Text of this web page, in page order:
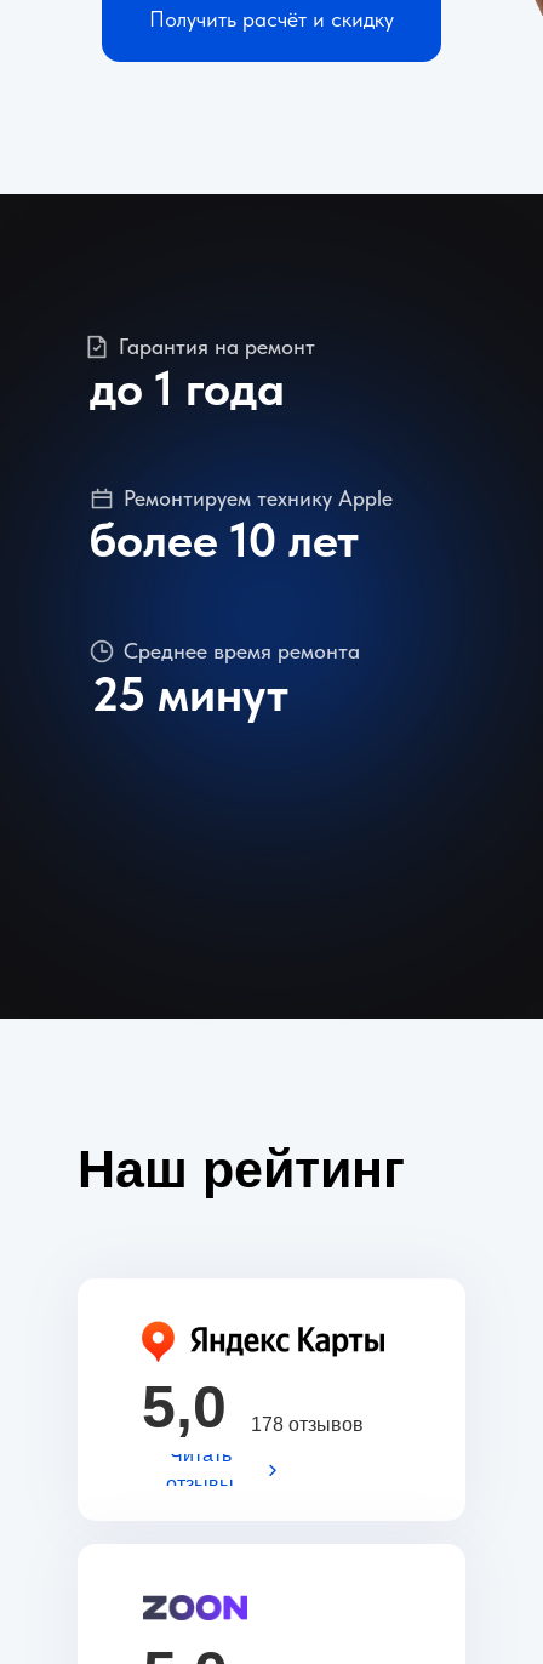
Получить расчёт и скидку
до 1 года
Гарантия на ремонт
25 минут
Среднее время ремонта
Ремонтируем технику Apple
более 10 лет
Наш рейтинг
5,0
Читать
отзывы
178 отзывов